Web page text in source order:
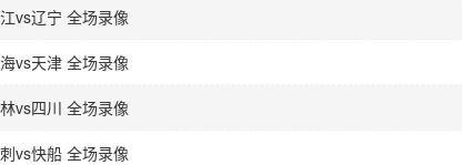
vs辽宁 全场录像
vs天津 全场录像
vs四川 全场录像
vs快船 全场录像